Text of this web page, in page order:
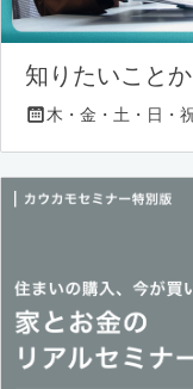
知りたいこと